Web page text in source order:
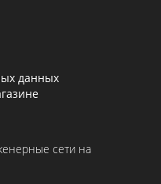
данных